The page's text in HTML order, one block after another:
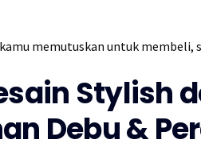
memutuskan untuk membeli,
Stylish
Debu &